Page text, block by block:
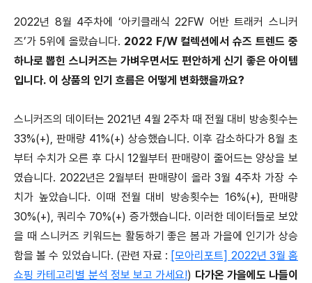
2022년 8월 4주차에 ‘아키클래식 22FW 어반 트래커 스니커
즈’가 5위에 올랐습니다. 2022 F/W 컬렉션에서 슈즈 트렌드 중
하나로 뽑힌 스니커즈는 가벼우면서도 편안하게 신기 좋은 아이템
입니다. 이 상품의 인기 흐름은 어떻게 변화했을까요?
스니커즈의 데이터는 2021년 4월 2주차 때 전월 대비 방송횟수는
33%(+), 판매량 41%(+) 상승했습니다. 이후 감소하다가 8월 초
부터 수치가 오른 후 다시 12월부터 판매량이 줄어드는 양상을 보
였습니다. 2022년은 2월부터 판매량이 올라 3월 4주차 가장 수
치가 높았습니다. 이때 전월 대비 방송횟수는 16%(+), 판매량
30%(+), 쿼리수 70%(+) 증가했습니다. 이러한 데이터들로 보았
을 때 스니커즈 키워드는 활동하기 좋은 봄과 가을에 인기가 상승
함을 볼 수 있었습니다. (관련 자료 : [모아리포트] 2022년 3월 홈
쇼핑 카테고리별 분석 정보 보고 가세요!) 다가온 가을에도 나들이